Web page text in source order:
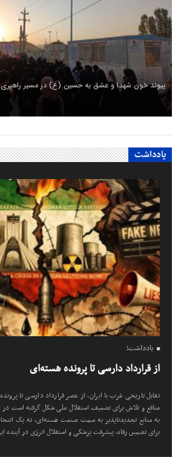
پیوند خون شهدا و عشق به حسین (ع) در مسیر
یادداشت
یادداشت؛
از قرارداد دارسی تا پرونده هسته‌ای
تقابل تاریخی غرب با ایران، از عصر قرارداد دارسی تا
منافع و تلاش برای تضعیف استقلال ملی شکل گرفته است در
به منابع تجدیدناپذیر به سمت صنعت هسته‌ای، نه یک
برای تضمین رفاه، پیشرفت پزشکی و استقلال انرژی در آینده